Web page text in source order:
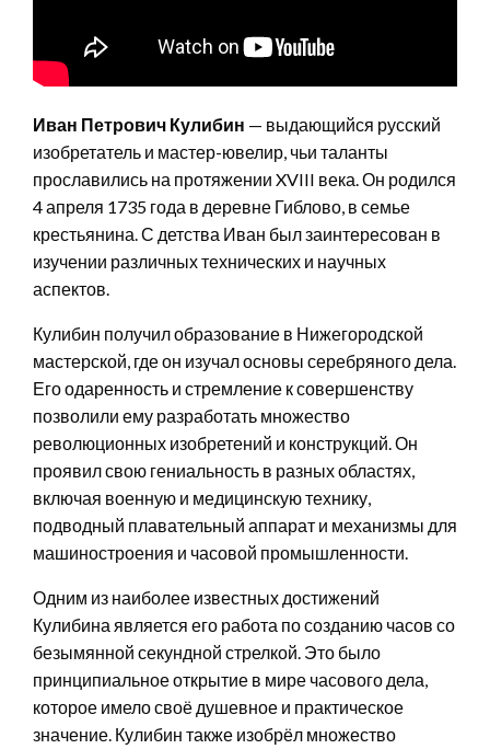
Иван Петрович Кулибин — выдающийся русский
изобретатель и мастер-ювелир, чьи таланты
прославились на протяжении XVIII века. Он родился
4 апреля 1735 года в деревне Гиблово, в семье
крестьянина. С детства Иван был заинтересован в
изучении различных технических и научных
аспектов.
Кулибин получил образование в Нижегородской
мастерской, где он изучал основы серебряного дела.
Его одаренность и стремление к совершенству
позволили ему разработать множество
революционных изобретений и конструкций. Он
проявил свою гениальность в разных областях,
включая военную и медицинскую технику,
подводный плавательный аппарат и механизмы для
машиностроения и часовой промышленности.
Одним из наиболее известных достижений
Кулибина является его работа по созданию часов со
безымянной секундной стрелкой. Это было
принципиальное открытие в мире часового дела,
которое имело своё душевное и практическое
значение. Кулибин также изобрёл множество